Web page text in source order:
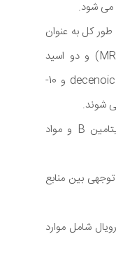
می شود.
به طور کل به عنوان
پروتئین های ژل رویال بزرگ (MRJPs) و دو اسید
چرب، ترانس 10 هیدروکسی 2-decenoic acid و 10-
ژل رویال همچنین حاوی چندین ویتامین B و مواد
بین منابع
شامل موارد